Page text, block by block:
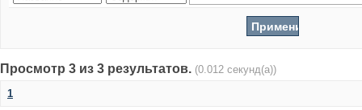
Просмотр 3 из 3 результатов. (0.012 секунд(а))
1